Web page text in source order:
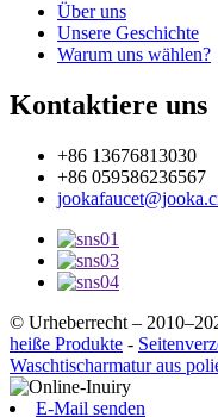
Über uns
Unsere Geschichte
Warum uns wählen?
Kontaktiere uns
+86 13676813030
+86 059586236567
© Urheberrecht –
heiße Produkte -
Waschtischarmatur aus
E-Mail senden